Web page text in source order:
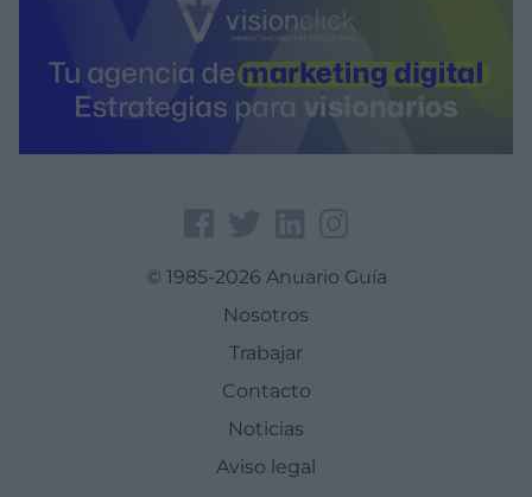
© 1985-2026 Anuario Guía
Nosotros
Trabajar
Contacto
Noticias
Aviso legal